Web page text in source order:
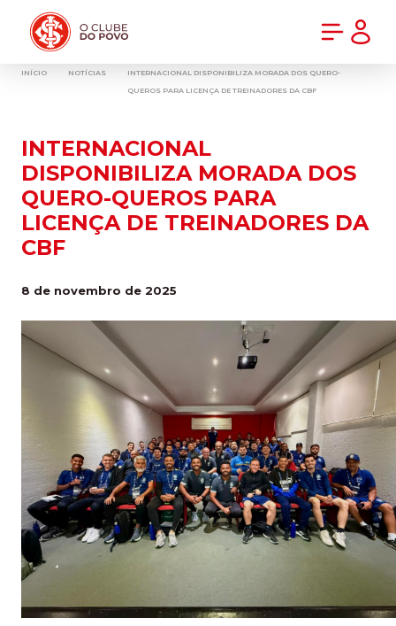
INÍCIO NOTÍCIAS
INTERNACIONAL DISPONIBILIZA MORADA DOS QUERO-
QUEROS PARA LICENÇA DE TREINADORES DA CBF
INTERNACIONAL
DISPONIBILIZA MORADA DOS
QUERO-QUEROS PARA
LICENÇA DE TREINADORES DA
CBF
8 de novembro de 2025